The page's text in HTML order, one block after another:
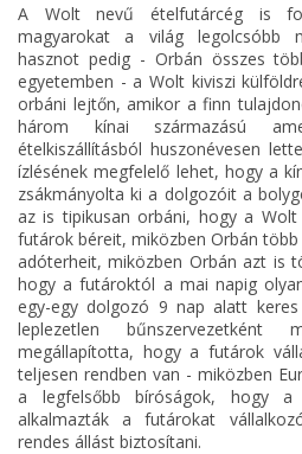
A Wolt nevű ételfutárcég is
magyarokat a világ legolcsóbb
hasznot pedig - Orbán összes
egyetemben - a Wolt kiviszi
orbáni lejtőn, amikor a finn
három kínai származású
ételkiszállításból huszonévesen
ízlésének megfelelő lehet, hogy a
zsákmányolta ki a dolgozóit a
az is tipikusan orbáni, hogy a
futárok béreit, miközben Orbán
adóterheit, miközben Orbán azt is
hogy a futároktól a mai napig
egy-egy dolgozó 9 nap alatt
leplezetlen bűnszervezetként
megállapította, hogy a futárok
teljesen rendben van - miközben
a legfelsőbb bíróságok, hogy a
alkalmazták a futárokat
rendes állást biztosítani.